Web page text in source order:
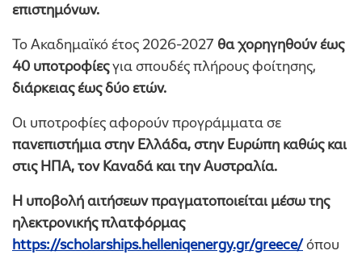
επιστημόνων.
Το Ακαδημαϊκό έτος 2026-2027 θα χορηγηθούν έως
40 υποτροφίεςγια σπουδές πλήρους φοίτησης,
διάρκειας έως δύο ετών.
Οι υποτροφίες αφορούν προγράμματα σε
πανεπιστήμια στην Ελλάδα, στην Ευρώπη καθώς και
στις ΗΠΑ, τον Καναδά και την Αυστραλία.
Η υποβολή αιτήσεων πραγματοποιείται μέσω της
ηλεκτρονικής πλατφόρμας
https://scholarships.helleniqenergy.gr/greece/όπου